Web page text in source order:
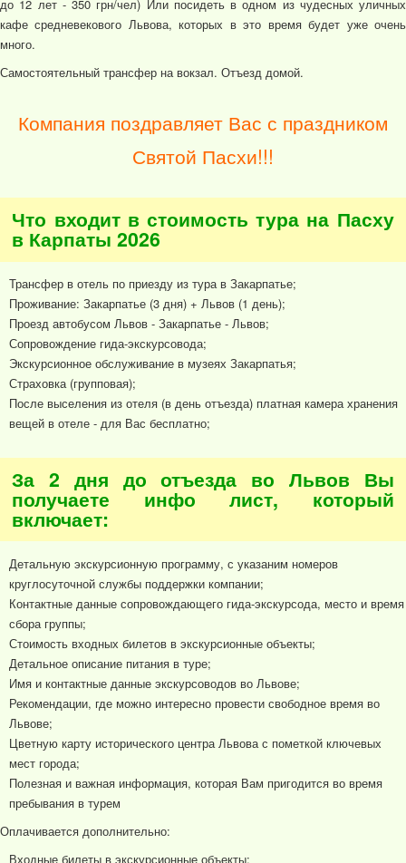
до 12 лет - 350 грн/чел) Или посидеть в одном из чудесных уличных
кафе средневекового Львова, которых в это время будет уже очень
много.
Самостоятельный трансфер на вокзал. Отъезд домой.
Компания поздравляет Вас с праздником
Святой Пасхи!!!
Что входит в стоимость тура на Пасху
в Карпаты 2026
Трансфер в отель по приезду из тура в Закарпатье;
Проживание: Закарпатье (3 дня) + Львов (1 день);
Проезд автобусом Львов - Закарпатье - Львов;
Сопровождение гида-экскурсовода;
Экскурсионное обслуживание в музеях Закарпатья;
Страховка (групповая);
После выселения из отеля (в день отъезда) платная камера хранения
вещей в отеле - для Вас бесплатно;
За 2 дня до отъезда во Львов Вы
получаете инфо лист, который
включает:
Детальную экскурсионную программу, с указаним номеров
круглосуточной службы поддержки компании;
Контактные данные сопровождающего гида-экскурсода, место и время
сбора группы;
Стоимость входных билетов в экскурсионные объекты;
Детальное описание питания в туре;
Имя и контактные данные экскурсоводов во Львове;
Рекомендации, где можно интересно провести свободное время во
Львове;
Цветную карту исторического центра Львова с пометкой ключевых
мест города;
Полезная и важная информация, которая Вам пригодится во время
пребывания в турем
Оплачивается дополнительно:
Входные билеты в экскурсионные объекты;